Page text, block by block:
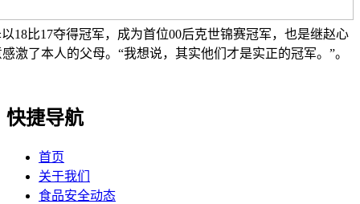
18比17夺得冠军，成为首位00后克世锦赛冠军，也是继赵心
了本人的父母。“我想说，其实他们才是实正的冠军。”。
快捷导航
首页
关于我们
食品安全动态